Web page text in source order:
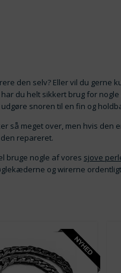
den selv? Eller vil du gerne
du helt sikkert brug for
snoren til en fin og
så meget over, men hvis den
repareret.
bruge nogle af vores sjove
og wirerne